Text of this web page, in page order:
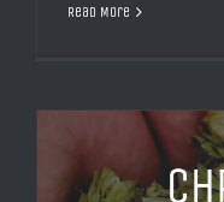
Read More